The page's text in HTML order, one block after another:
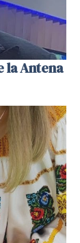
la Antena